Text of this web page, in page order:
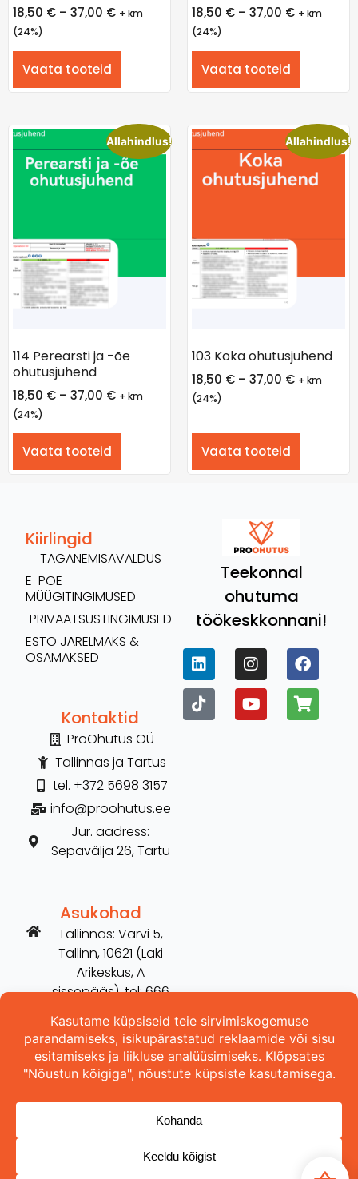
18,50 € – 37,00 € + km
(24%)
Vaata tooteid
18,50 € – 37,00 € + km
(24%)
Vaata tooteid
Allahindlus!
114 Perearsti ja -õe
ohutusjuhend
18,50 € – 37,00 € + km
(24%)
Vaata tooteid
Allahindlus!
103 Koka ohutusjuhend
18,50 € – 37,00 € + km
(24%)
Vaata tooteid
Teekonnal
ohutuma
töökeskkonnani!
Kontaktid
ProOhutus OÜ
Tallinnas ja Tartus
tel. +372 5698 3157
info@proohutus.ee
Jur. aadress:
Sepavälja 26, Tartu
Kiirlingid
TAGANEMISAVALDUS
E-POE
MÜÜGITINGIMUSED
PRIVAATSUSTINGIMUSED
ESTO JÄRELMAKS &
OSAMAKSED
Asukohad
Tallinnas: Värvi 5,
Tallinn, 10621 (Laki
Ärikeskus, A
sissepääs), tel: 666
Tartus: Võru 254,
Tartu, 50115 (vana
Hilarise maja), tel: